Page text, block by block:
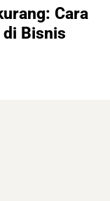
Cara
di Bisnis